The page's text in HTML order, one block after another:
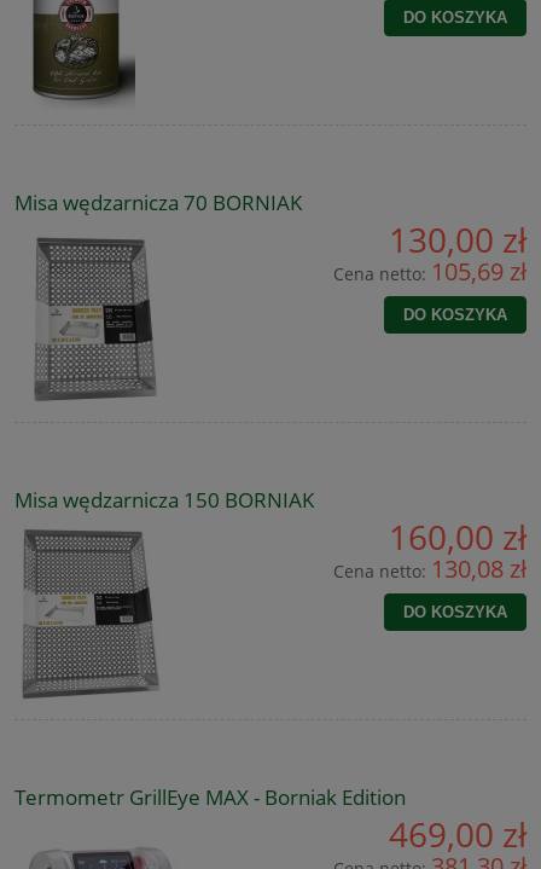
DO KOSZYKA
Misa wędzarnicza 70 BORNIAK
130,00 zł
Cena netto: 105,69 zł
DO KOSZYKA
Misa wędzarnicza 150 BORNIAK
160,00 zł
Cena netto: 130,08 zł
DO KOSZYKA
Termometr GrillEye MAX - Borniak Edition
469,00 zł